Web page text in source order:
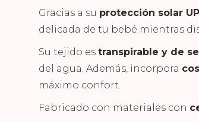
Gracias a su protección solar
delicada de tu bebé mientras
Su tejido es transpirable y de
del agua. Además, incorpora
máximo confort.
Fabricado con materiales con